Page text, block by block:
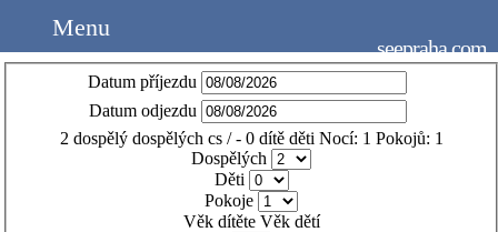
Menu
seepraha.com
Datum příjezdu
Datum odjezdu
2 dospělý dospělých cs / - 0 dítě děti Nocí: 1 Pokojů: 1
Dospělých
Děti
Pokoje
Věk dítěte Věk dětí